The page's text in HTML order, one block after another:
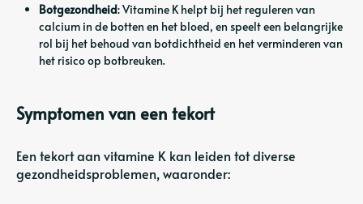
Botgezondheid: Vitamine K helpt bij het reguleren van
calcium in de botten en het bloed, en speelt een belangrijke
rol bij het behoud van botdichtheid en het verminderen van
het risico op botbreuken.
Symptomen van een tekort
Een tekort aan vitamine K kan leiden tot diverse
gezondheidsproblemen, waaronder: